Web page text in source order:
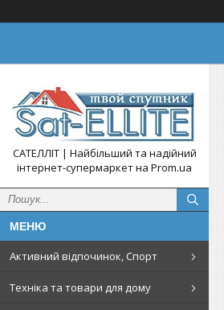
САТЕЛЛІТ | Найбільший та надійний
інтернет-супермаркет на Prom.ua
Активний відпочинок, Спорт
Техніка та товари для дому